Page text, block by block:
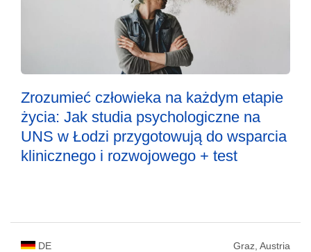
Zrozumieć człowieka na każdym etapie
życia: Jak studia psychologiczne na
UNS w Łodzi przygotowują do wsparcia
klinicznego i rozwojowego + test
DE Graz, Austria